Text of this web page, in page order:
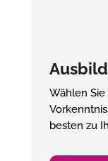
Wählen
besten zu